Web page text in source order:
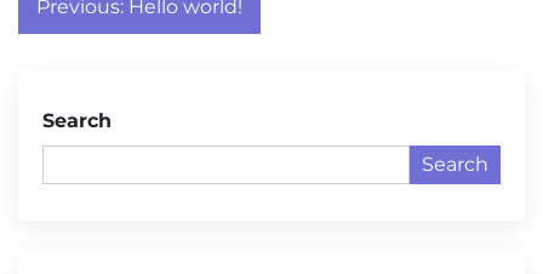
navigation
Previous: Hello world!
Search
Search